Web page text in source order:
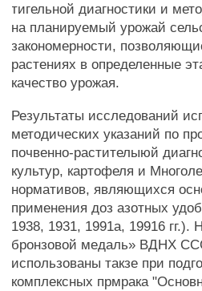
тигельной диагностики и
на планируемый урожай
закономерности,
растениях в определенные
качество урожая.
Результаты исследований
методических указаний по
почвенно-растителыюй
культур, картофеля и
нормативов, являющихся
применения доз азотных
1938, 1931, 1991а, 19916
бронзовой медаль» ВДНХ
использованы такзе при
комплексных прмрака